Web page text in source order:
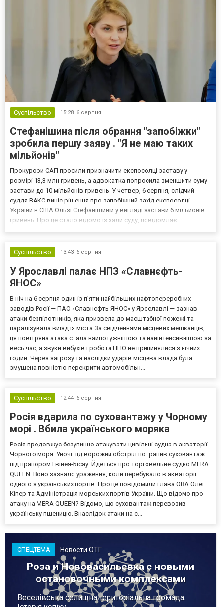
Суспільство 15:28, 6 серпня
Стефанішина після обрання "запобіжки"
зробила першу заяву . "Я не маю таких
мільйонів"
Прокурори САП просили призначити експосолці заставу у
розмірі 13,3 млн гривень, а адвокатка попросила зменшити суму
застави до 10 мільйонів гривень. У четвер, 6 серпня, слідчий
суддя ВАКС виніс рішення про запобіжний захід експосолці
України в США Ользі Стефанішиній у вигляді застави 6 мільйонів
гривень. Про це стало відомо із зали суду, повідомляє
Суспільство
13:43, 6 серпня
У Ярославлі палає НПЗ «Славнєфть-
ЯНОС»
В ніч на 6 серпня один із п’яти найбільших нафтопереробних
заводів Росії — ПАО «Славнєфть-ЯНОС» у Ярославлі — зазнав
атаки безпілотників, яка призвела до масштабної пожежі та
паралізувала виїзд із міста.За свідченнями місцевих мешканців,
ця повітряна атака стала найпотужнішою та найінтенсивнішою за
весь час, а звуки вибухів і робота ППО не припинялися з нічних
годин. Через загрозу та наслідки ударів місцева влада була
змушена повністю перекрити автомобільн...
Суспільство 12:44, 6 серпня
Росія вдарила по суховантажу у Чорному
морі . Вбила українського моряка
Росія продовжує безупинно атакувати цивільні судна в акваторії
Чорного моря. Уночі під ворожий обстріл потрапив суховантаж
під прапором Гвінея-Бісау. Йдеться про торговельне судно MERA
QUEEN. Воно зазнало ураження, коли перебувало в акваторії
одного з українських портів. Про це повідомили глава ОВА Олег
Кіпер та Адміністрація морських портів України. Що відомо про
атаку на MERA QUEEN? Відомо, що суховантаж перевозив
українську пшеницю. Внаслідок атаки на с...
СПЕЦТЕМА Новости ОТГ
Роза и Нововасильевка с новыми
остановочными комплексами
Веселівська селищна територіальна громада.